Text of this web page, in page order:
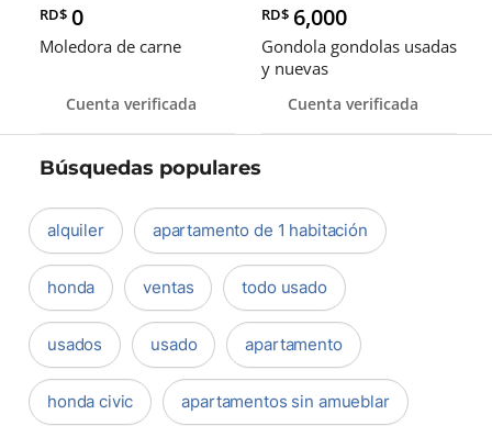
RD$ 0
Moledora de carne
Cuenta verificada
RD$ 6,000
Gondola gondolas usadas
y nuevas
Cuenta verificada
Búsquedas populares
alquiler apartamento de 1 habitación
honda ventas todo usado
usados usado apartamento
honda civic apartamentos sin amueblar